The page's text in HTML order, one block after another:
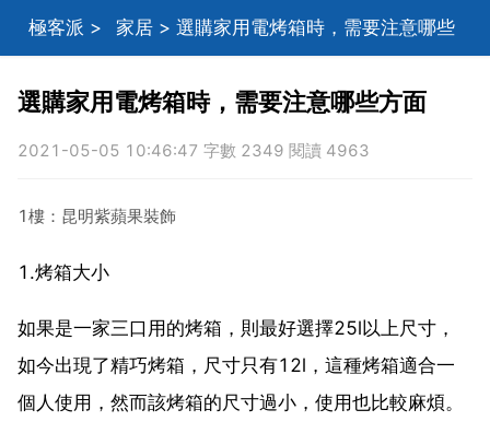
極客派 > 家居 > 選購家用電烤箱時，需要注意哪些
選購家用電烤箱時，需要注意哪些方面
2021-05-05 10:46:47 字數 2349 閱讀 4963
1樓：昆明紫蘋果裝飾
1.烤箱大小
如果是一家三口用的烤箱，則最好選擇25l以上尺寸，
如今出現了精巧烤箱，尺寸只有12l，這種烤箱適合一
個人使用，然而該烤箱的尺寸過小，使用也比較麻煩。